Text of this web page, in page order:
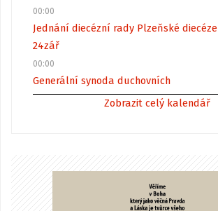
00:00
Jednání diecézní rady Plzeňské diecéze
24zář
00:00
Generální synoda duchovních
Zobrazit celý kalendář